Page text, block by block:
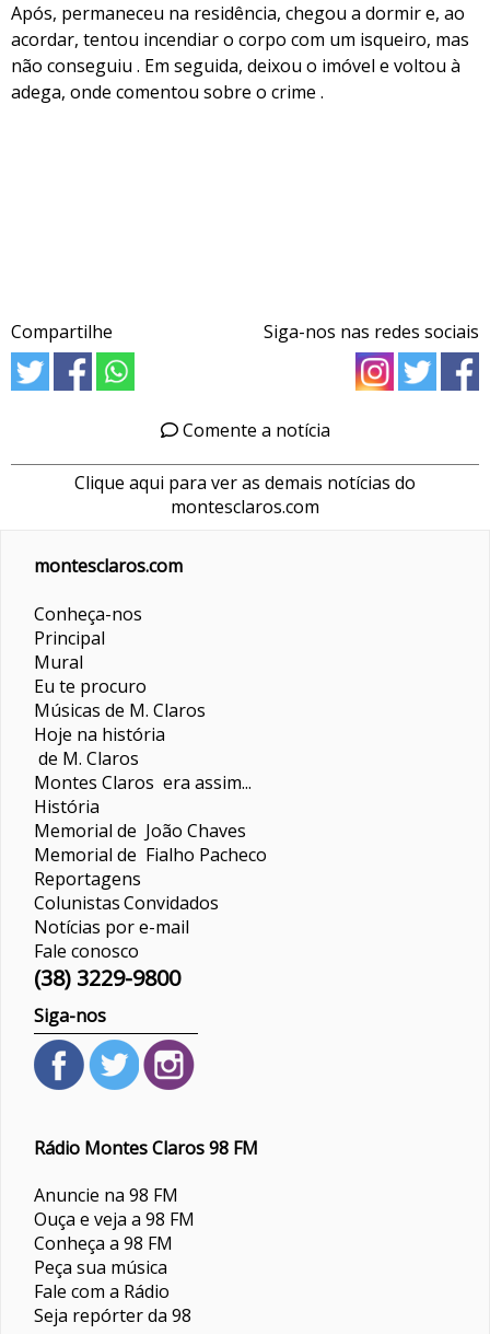
Após, permaneceu na residência, chegou a dormir e, ao
acordar, tentou incendiar o corpo com um isqueiro, mas
não conseguiu . Em seguida, deixou o imóvel e voltou à
adega, onde comentou sobre o crime .
Compartilhe Siga-nos nas redes sociais
Comente a notícia
Clique aqui para ver as demais notícias do
montesclaros.com
montesclaros.com
Conheça-nos
Principal
Mural
Eu te procuro
Músicas de M. Claros
Hoje na história
de M. Claros
Montes Claros era assim...
História
Memorial de João Chaves
Memorial de Fialho Pacheco
Reportagens
ColunistasConvidados
Notícias por e-mail
Fale conosco
(38) 3229-9800
Siga-nos
Rádio Montes Claros 98 FM
Anuncie na 98 FM
Ouça e veja a 98 FM
Conheça a 98 FM
Peça sua música
Fale com a Rádio
Seja repórter da 98